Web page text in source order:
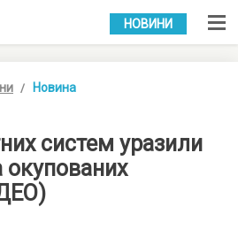
УКР РУС
НОВИНИ
Новина
систем уразили
окупованих